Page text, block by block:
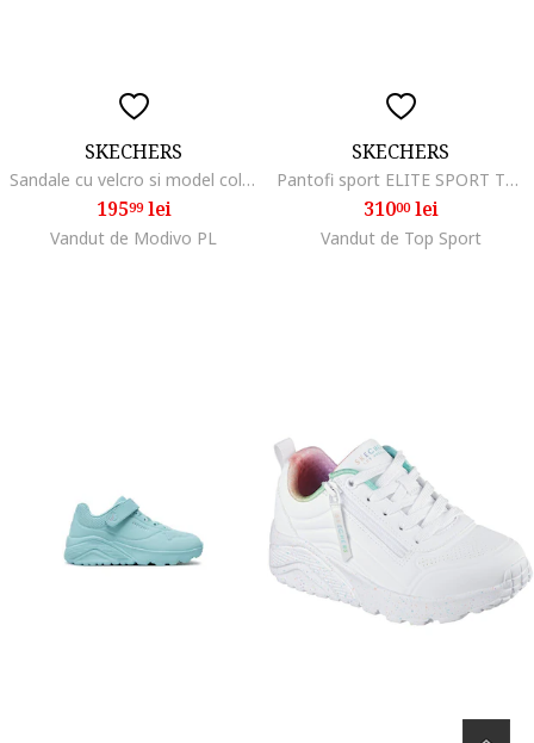
SKECHERS
Sandale cu velcro si model colorblock Unicorn Dreams, Violet
19599lei
Vandut de Modivo PL
SKECHERS
Pantofi sport ELITE SPORT TREAD-AQ 406334LBKBL
31000lei
Vandut de Top Sport